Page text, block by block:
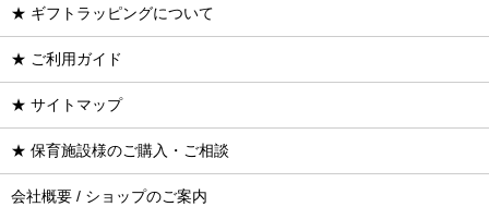
★ ギフトラッピングについて
★ ご利用ガイド
★ サイトマップ
★ 保育施設様のご購入・ご相談
会社概要 / ショップのご案内